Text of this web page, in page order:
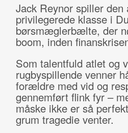
Jack Reynor spiller
privilegerede klasse i
børsmæglerbælte, der
boom, inden
Som talentfuld atlet og
rugbyspillende venner
forældre med vid og
gennemført flink fyr –
måske ikke er så
grum tragedie venter.